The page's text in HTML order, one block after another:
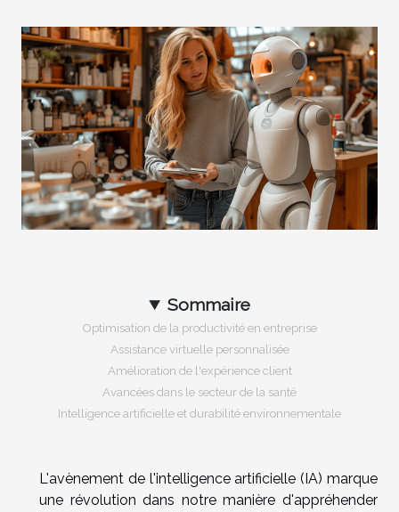
Sommaire
Optimisation de la productivité en entreprise
Assistance virtuelle personnalisée
Amélioration de l'expérience client
Avancées dans le secteur de la santé
Intelligence artificielle et durabilité environnementale
L'avènement de l'intelligence artificielle (IA) marque
une révolution dans notre manière d'appréhender